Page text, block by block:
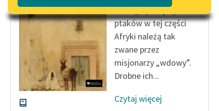
Lektury szkolne i klasyka
literatury do słuchania dla
uczennic i uczniów z
niepełnosprawnościami
E-kolekcja lektur
szkolnych i literatury do
słuchania dla uczennic i
uczniów z
Do najpiękniejszych
ptaków w tej części
Afryki należą tak
zwane przez
misjonarzy „wdowy”.
Drobne ich...
Czytaj więcej